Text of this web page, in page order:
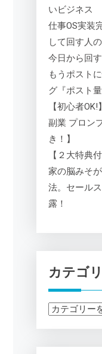
いビジネス
仕事OS実装
して回す人
今日から回す
もうポスト
グ『ポスト量
【初心者
副業 プロン
き！】
【２大特典
家の脳みそ
法。セール
露！
カテゴ
カ